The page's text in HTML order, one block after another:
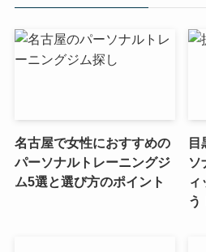
名古屋で女性におすすめの
パーソナルトレーニングジ
ム5選と選び方のポイント
目
ソ
ィ
う